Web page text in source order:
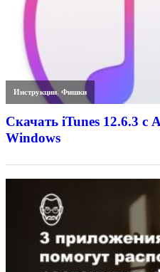
Инструкции,Фишки
Скачать iTunes 12.6.3 с
Windows